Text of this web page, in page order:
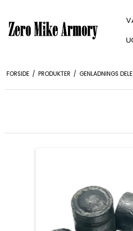
FORSIDE / PRODUKTER / GENLADNINGS DELE